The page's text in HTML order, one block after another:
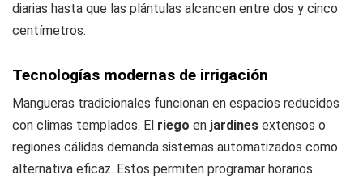
diarias hasta que las plántulas alcancen entre dos y cinco
centímetros.
Tecnologías modernas de irrigación
Mangueras tradicionales funcionan en espacios reducidos
con climas templados. El riego en jardines extensos o
regiones cálidas demanda sistemas automatizados como
alternativa eficaz. Estos permiten programar horarios